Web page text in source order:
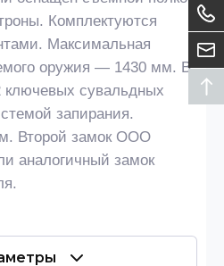
Комплектуются
Максимальная
оружия — 1430 мм. В
ключевых сувальдных
запирания.
Второй замок ООО
аналогичный замок